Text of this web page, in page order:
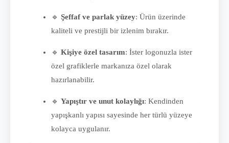
🔹 Şeffaf ve parlak yüzey: Ürün üzerinde
kaliteli ve prestijli bir izlenim bırakır.
🔹 Kişiye özel tasarım: İster logonuzla ister
özel grafiklerle markanıza özel olarak
hazırlanabilir.
🔹 Yapıştır ve unut kolaylığı: Kendinden
yapışkanlı yapısı sayesinde her türlü yüzeye
kolayca uygulanır.